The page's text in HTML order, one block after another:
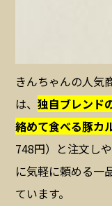
きんちゃんの人気
は、独自ブレンド
絡めて食べる豚カ
748円）と注文し
に気軽に頼める一
ています。